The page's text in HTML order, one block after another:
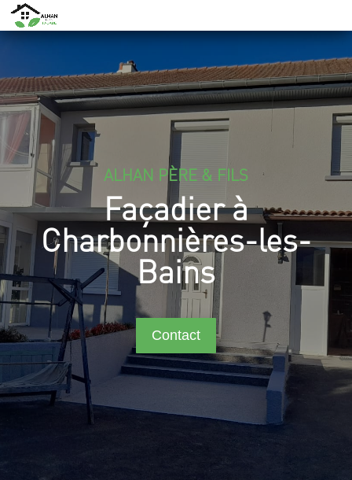
ALHAN PÈRE & FILS
Façadier à
Charbonnières-les-
Bains
Contact